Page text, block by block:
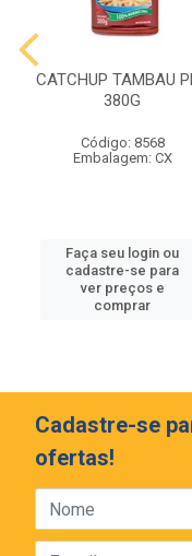
CATCHUP TAMBAU
380G
Código: 8568
Embalagem: CX
Faça seu login ou
cadastre-se para
ver preços e
comprar
Cadastre-se
ofertas!